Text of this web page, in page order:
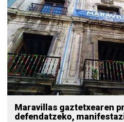
Maravillas gaztetxearen
defendatzeko,